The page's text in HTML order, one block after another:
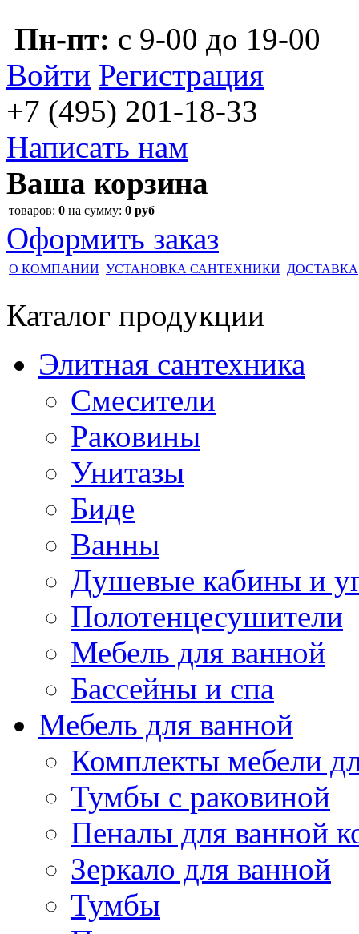
Пн-пт: с 9-00 до 19-00
Войти Регистрация
+7 (495) 201-18-33
Написать нам
Ваша корзина
товаров: 0 на сумму: 0 руб
Оформить заказ
О КОМПАНИИ УСТАНОВКА САНТЕХНИКИ ДОСТАВКА
Каталог продукции
Элитная сантехника
Смесители
Раковины
Унитазы
Биде
Ванны
Душевые кабины и
Полотенцесушители
Мебель для ванной
Бассейны и спа
Мебель для ванной
Комплекты мебели
Тумбы с раковиной
Пеналы для ванной
Зеркало для ванной
Тумбы